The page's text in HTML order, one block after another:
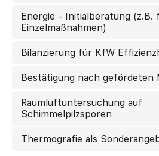
Energie - Initialberatung (z.B.
Einzelmaßnahmen)
Bilanzierung für KfW
Bestätigung nach gefördeten
Raumluftuntersuchung auf
Schimmelpilzsporen
Thermografie als